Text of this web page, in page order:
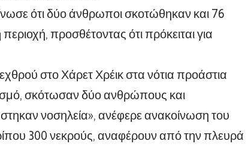
ότι δύο άνθρωποι σκοτώθηκαν και 76
προσθέτοντας ότι πρόκειται για
στο Χάρετ Χρέικ στα νότια προάστια
σκότωσαν δύο ανθρώπους και
νοσηλεία», ανέφερε ανακοίνωση του
300 νεκρούς, αναφέρουν από την πλευρά